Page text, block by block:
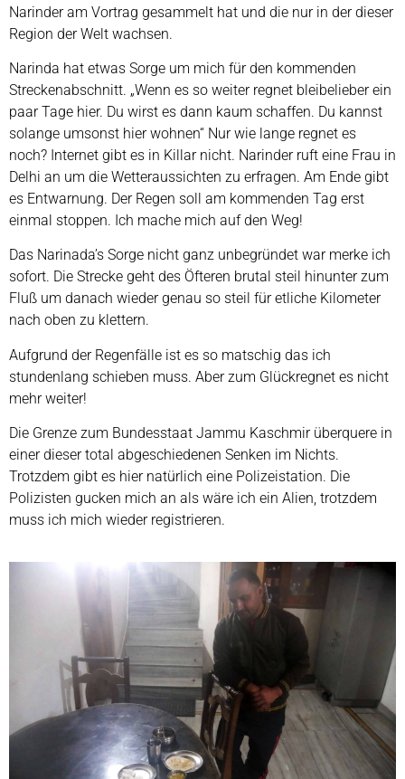
Narinder am Vortrag gesammelt hat und die nur in der dieser
Region der Welt wachsen.
Narinda hat etwas Sorge um mich für den kommenden
Streckenabschnitt. „Wenn es so weiter regnet bleibelieber ein
paar Tage hier. Du wirst es dann kaum schaffen. Du kannst
solange umsonst hier wohnen“ Nur wie lange regnet es
noch? Internet gibt es in Killar nicht. Narinder ruft eine Frau in
Delhi an um die Wetteraussichten zu erfragen. Am Ende gibt
es Entwarnung. Der Regen soll am kommenden Tag erst
einmal stoppen. Ich mache mich auf den Weg!
Das Narinada’s Sorge nicht ganz unbegründet war merke ich
sofort. Die Strecke geht des Öfteren brutal steil hinunter zum
Fluß um danach wieder genau so steil für etliche Kilometer
nach oben zu klettern.
Aufgrund der Regenfälle ist es so matschig das ich
stundenlang schieben muss. Aber zum Glückregnet es nicht
mehr weiter!
Die Grenze zum Bundesstaat Jammu Kaschmir überquere in
einer dieser total abgeschiedenen Senken im Nichts.
Trotzdem gibt es hier natürlich eine Polizeistation. Die
Polizisten gucken mich an als wäre ich ein Alien, trotzdem
muss ich mich wieder registrieren.